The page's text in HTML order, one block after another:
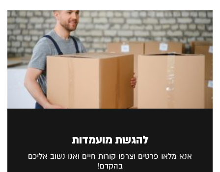
להגשת מועמדות
אנא מלאו פרטים וצרפו קורות חיים ואנו נשוב אליכם
בהקדם!